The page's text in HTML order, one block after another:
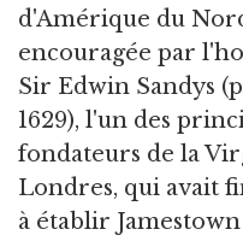
d'Amérique du
encouragée par
Sir Edwin Sandys
1629), l'un des
fondateurs de la
Londres, qui avait
à établir